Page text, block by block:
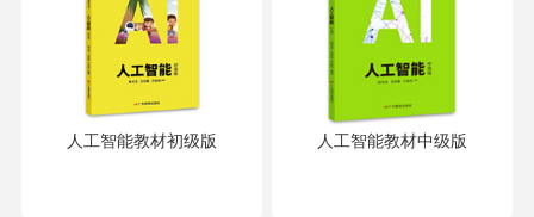
人工智能教材初级版 人工智能教材中级版